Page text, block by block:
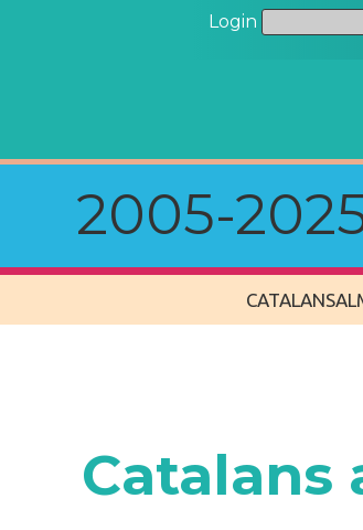
Login
2005-
Catalans